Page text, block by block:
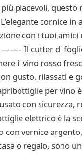
piacevoli,
cornice
con i tuoi amici
——– Il cutter di
il vino rosso
gusto, rilassati e
per
con sicurezza,
elettrico è la
vernice
o regalo, sono